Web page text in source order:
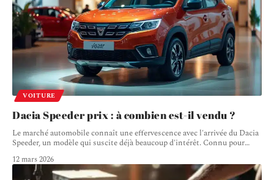
VOITURE
Dacia Speeder prix : à combien est-il vendu ?
Le marché automobile connaît une effervescence avec l'arrivée du Dacia
Speeder, un modèle qui suscite déjà beaucoup d'intérêt. Connu pour…
12 mars 2026